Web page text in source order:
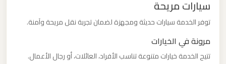
سيارات مريحة
توفر الخدمة سيارات حديثة ومجهزة لضمان تجربة نقل مريحة وآمنة.
مرونة في الخيارات
تتيح الخدمة خيارات متنوعة تناسب الأفراد، العائلات، أو رجال الأعمال.
مطار
العرب